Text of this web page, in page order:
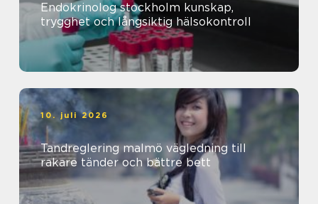
Endokrinolog stockholm kunskap,
trygghet och långsiktig hälsokontroll
10. juli 2026
Tandreglering malmö vägledning till
rakare tänder och bättre bett